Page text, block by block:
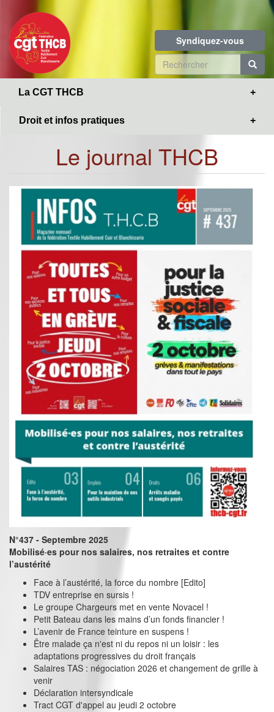
contenu
principal
Syndiquez-vous
Formulaire
de
La CGT THCB
Droit et infos pratiques
Le journal THCB
N°437 - Septembre 2025
Mobilisé·es pour nos salaires, nos retraites et contre
l’austérité
Face à l’austérité, la force du nombre [Edito]
TDV entreprise en sursis !
Le groupe Chargeurs met en vente Novacel !
Petit Bateau dans les mains d’un fonds financier !
L’avenir de France teinture en suspens !
Être malade ça n'est ni du repos ni un loisir : les
adaptations progressives du droit français
Salaires TAS : négociation 2026 et changement de grille à
venir
Déclaration intersyndicale
Tract CGT d'appel au jeudi 2 octobre